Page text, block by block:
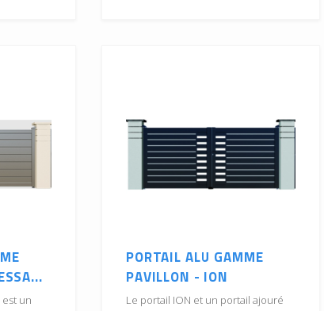
est un
PORTAIL ALU GAMME
PAVILLON - ION
Le portail ION et un portail ajouré